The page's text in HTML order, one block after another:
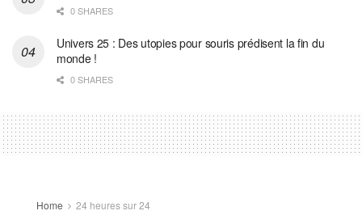
0 SHARES
Univers 25 : Des utopies pour souris prédisent la fin du
monde !
0 SHARES
Home 24 heures sur 24